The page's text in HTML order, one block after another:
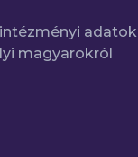
magyarokról